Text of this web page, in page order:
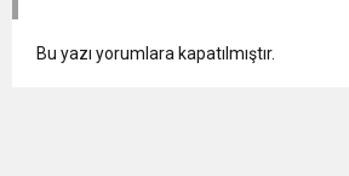
Bu yazı yorumlara kapatılmıştır.